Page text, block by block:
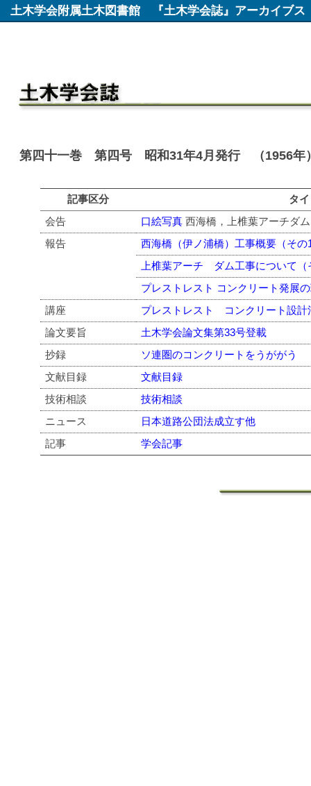
土木学会附属土木図書館 『土木学会誌』アーカイブス
第四十一巻 第四号 昭和31年4月発行 （1956年
記事区分
タ
会告
口絵写真 西海橋，上椎葉アーチダム
報告
西海橋（伊ノ浦橋）工事概要（その
上椎葉アーチ ダム工事について（
プレストレスト コンクリート発展
講座
プレストレスト コンクリート設計
論文要旨
土木学会論文集第33号登載
抄録
ソ連圏のコンクリートをうががう
文献目録
文献目録
技術相談
技術相談
ニュース
日本道路公団法成立す他
記事
学会記事